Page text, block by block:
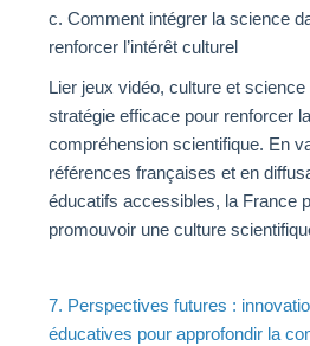
c. Comment intégrer la science
renforcer l’intérêt culturel
Lier jeux vidéo, culture et
stratégie efficace pour renforcer
compréhension scientifique. En
références françaises et en
éducatifs accessibles, la France
promouvoir une culture
7. Perspectives futures :
éducatives pour approfondir la